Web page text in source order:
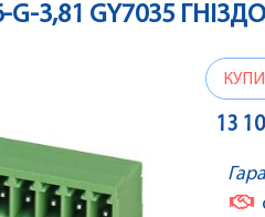
G-3,81 GY7035
13